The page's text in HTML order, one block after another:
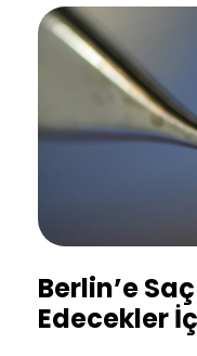
Berlin’e
Edecekler